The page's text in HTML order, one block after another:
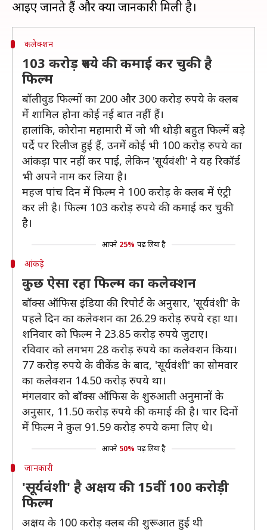
कलेक्शन
103 करोड़ रुपये की कमाई कर चुकी है
फिल्म
बॉलीवुड फिल्मों का 200 और 300 करोड़ रुपये के क्लब
में शामिल होना कोई नई बात नहीं हैं।
हालांकि, कोरोना महामारी में जो भी थोड़ी बहुत फिल्में बड़े
पर्दे पर रिलीज हुई हैं, उनमें कोई भी 100 करोड़ रुपये का
आंकड़ा पार नहीं कर पाई, लेकिन 'सूर्यवंशी' ने यह रिकॉर्ड
भी अपने नाम कर लिया है।
महज पांच दिन में फिल्म ने 100 करोड़ के क्लब में एंट्री
कर ली है। फिल्म 103 करोड़ रुपये की कमाई कर चुकी
है।
आपने 25% पढ़ लिया है
आंकडे़
कुछ ऐसा रहा फिल्म का कलेक्शन
बॉक्स ऑफिस इंडिया की रिपोर्ट के अनुसार, 'सूर्यवंशी' के
पहले दिन का कलेक्शन का 26.29 करोड़ रुपये रहा था।
शनिवार को फिल्म ने 23.85 करोड़ रुपये जुटाए।
रविवार को लगभग 28 करोड़ रुपये का कलेक्शन किया।
77 करोड़ रुपये के वीकेंड के बाद, 'सूर्यवंशी' का सोमवार
का कलेक्शन 14.50 करोड़ रुपये था।
मंगलवार को बॉक्स ऑफिस के शुरुआती अनुमानों के
अनुसार, 11.50 करोड़ रुपये की कमाई की है। चार दिनों
में फिल्म ने कुल 91.59 करोड़ रुपये कमा लिए थे।
आपने 50% पढ़ लिया है
जानकारी
'सूर्यवंशी' है अक्षय की 15वीं 100 करोड़ी
फिल्म
अक्षय के 100 करोड़ क्लब की शुरूआत हुई थी